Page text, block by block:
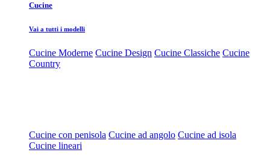
Cucine
Vai a tutti i modelli
Cucine Moderne Cucine Design Cucine Classiche Cucine
Country
Cucine con penisola Cucine ad angolo Cucine ad isola
Cucine lineari